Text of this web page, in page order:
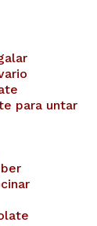
para untar